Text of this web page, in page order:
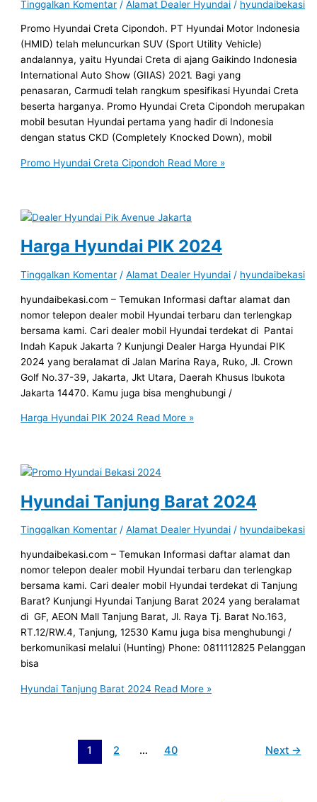
Tinggalkan Komentar /Alamat Dealer Hyundai / hyundaibekasi
Promo Hyundai Creta Cipondoh. PT Hyundai Motor Indonesia
(HMID) telah meluncurkan SUV (Sport Utility Vehicle)
andalannya, yaitu Hyundai Creta di ajang Gaikindo Indonesia
International Auto Show (GIIAS) 2021. Bagi yang
penasaran, Carmudi telah rangkum spesifikasi Hyundai Creta
beserta harganya. Promo Hyundai Creta Cipondoh merupakan
mobil besutan Hyundai pertama yang hadir di Indonesia
dengan status CKD (Completely Knocked Down), mobil
Promo Hyundai Creta Cipondoh Read More »
Harga Hyundai PIK 2024
Tinggalkan Komentar /Alamat Dealer Hyundai / hyundaibekasi
hyundaibekasi.com – Temukan Informasi daftar alamat dan
nomor telepon dealer mobil Hyundai terbaru dan terlengkap
bersama kami. Cari dealer mobil Hyundai terdekat di Pantai
Indah Kapuk Jakarta ? Kunjungi Dealer Harga Hyundai PIK
2024 yang beralamat di Jalan Marina Raya, Ruko, Jl. Crown
Golf No.37-39, Jakarta, Jkt Utara, Daerah Khusus Ibukota
Jakarta 14470. Kamu juga bisa menghubungi /
Harga Hyundai PIK 2024 Read More »
Hyundai Tanjung Barat 2024
Tinggalkan Komentar /Alamat Dealer Hyundai / hyundaibekasi
hyundaibekasi.com – Temukan Informasi daftar alamat dan
nomor telepon dealer mobil Hyundai terbaru dan terlengkap
bersama kami. Cari dealer mobil Hyundai terdekat di Tanjung
Barat? Kunjungi Hyundai Tanjung Barat 2024 yang beralamat
di GF, AEON Mall Tanjung Barat, Jl. Raya Tj. Barat No.163,
RT.12/RW.4, Tanjung, 12530 Kamu juga bisa menghubungi /
berkomunikasi melalui (Hunting) Phone: 0811112825 Pelanggan
bisa
Hyundai Tanjung Barat 2024 Read More »
1 2 … 40 Next →